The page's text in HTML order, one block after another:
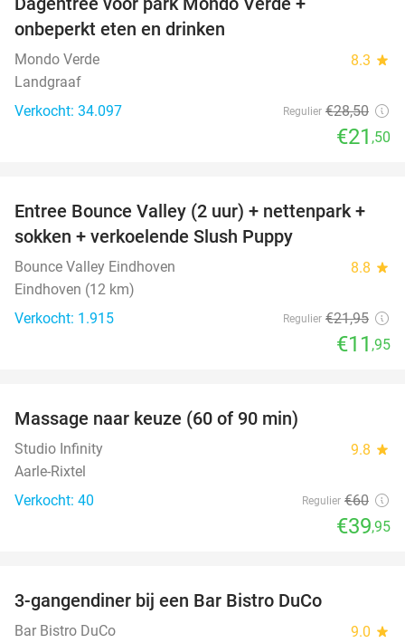
onbeperkt eten en drinken
Mondo Verde 8.3 star
Landgraaf
Verkocht: 34.097
Regulier €28,50
€21 ,50
46%
Entree Bounce Valley (2 uur) + nettenpark +
sokken + verkoelende Slush Puppy
Bounce Valley Eindhoven 8.8 star
Eindhoven (12 km)
Verkocht: 1.915
Regulier €21,95
€11 ,95
Massage naar keuze (60 of 90 min)
Studio Infinity 9.8 star
Aarle-Rixtel
Verkocht: 40
Regulier €60
€39,95
3-gangendiner bij een Bar Bistro DuCo
Bar Bistro DuCo 9.0 star